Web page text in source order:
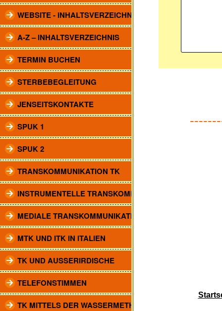
WEBSITE - INHALTSVERZEICHNIS
A-Z – INHALTSVERZEICHNIS
TERMIN BUCHEN
STERBEBEGLEITUNG
JENSEITSKONTAKTE
SPUK 1
SPUK 2
TRANSKOMMUNIKATION TK
INSTRUMENTELLE TRANSKOMM.
MEDIALE TRANSKOMMUNIKATION
MTK UND ITK IN ITALIEN
TK UND AUSSERIRDISCHE
TELEFONSTIMMEN
TK MITTELS DER WASSERMETHODE